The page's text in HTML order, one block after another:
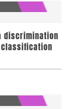
discrimination